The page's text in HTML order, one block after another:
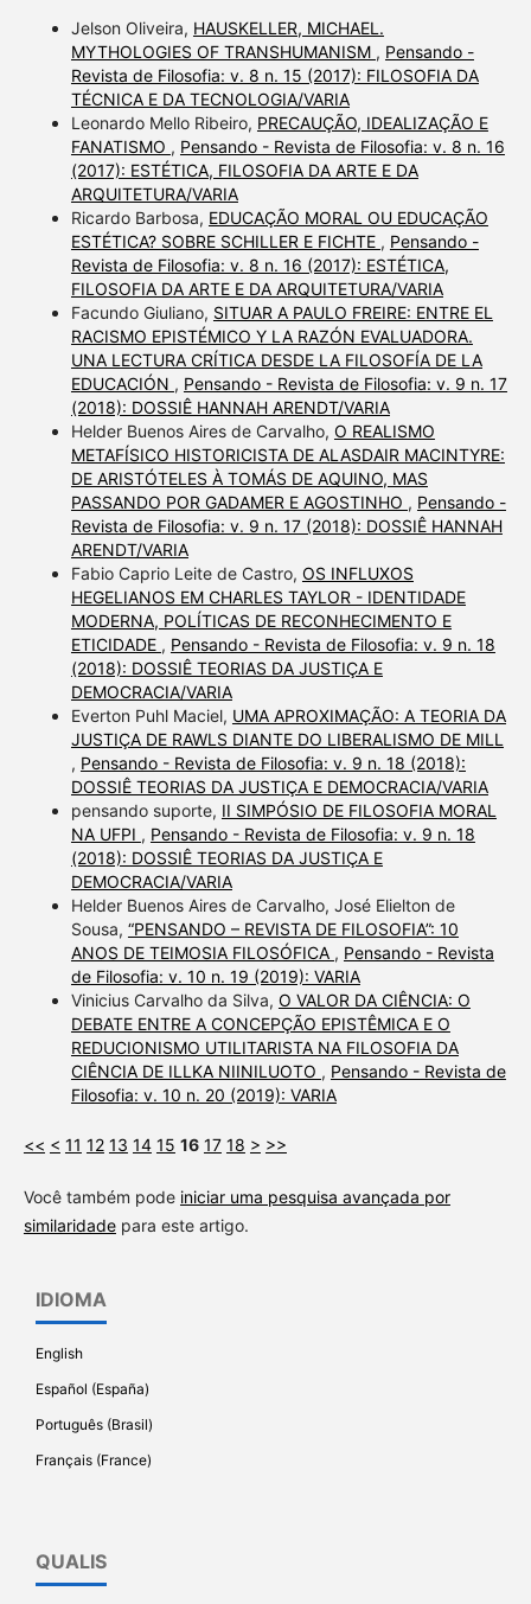
Jelson Oliveira, HAUSKELLER, MICHAEL.
MYTHOLOGIES OF TRANSHUMANISM , Pensando -
Revista de Filosofia: v. 8 n. 15 (2017): FILOSOFIA DA
TÉCNICA E DA TECNOLOGIA/VARIA
Leonardo Mello Ribeiro, PRECAUÇÃO, IDEALIZAÇÃO E
FANATISMO , Pensando - Revista de Filosofia: v. 8 n. 16
(2017): ESTÉTICA, FILOSOFIA DA ARTE E DA
ARQUITETURA/VARIA
Ricardo Barbosa, EDUCAÇÃO MORAL OU EDUCAÇÃO
ESTÉTICA? SOBRE SCHILLER E FICHTE , Pensando -
Revista de Filosofia: v. 8 n. 16 (2017): ESTÉTICA,
FILOSOFIA DA ARTE E DA ARQUITETURA/VARIA
Facundo Giuliano, SITUAR A PAULO FREIRE: ENTRE EL
RACISMO EPISTÉMICO Y LA RAZÓN EVALUADORA.
UNA LECTURA CRÍTICA DESDE LA FILOSOFÍA DE LA
EDUCACIÓN , Pensando - Revista de Filosofia: v. 9 n. 17
(2018): DOSSIÊ HANNAH ARENDT/VARIA
Helder Buenos Aires de Carvalho, O REALISMO
METAFÍSICO HISTORICISTA DE ALASDAIR MACINTYRE:
DE ARISTÓTELES À TOMÁS DE AQUINO, MAS
PASSANDO POR GADAMER E AGOSTINHO , Pensando -
Revista de Filosofia: v. 9 n. 17 (2018): DOSSIÊ HANNAH
ARENDT/VARIA
Fabio Caprio Leite de Castro, OS INFLUXOS
HEGELIANOS EM CHARLES TAYLOR - IDENTIDADE
MODERNA, POLÍTICAS DE RECONHECIMENTO E
ETICIDADE , Pensando - Revista de Filosofia: v. 9 n. 18
(2018): DOSSIÊ TEORIAS DA JUSTIÇA E
DEMOCRACIA/VARIA
Everton Puhl Maciel, UMA APROXIMAÇÃO: A TEORIA DA
JUSTIÇA DE RAWLS DIANTE DO LIBERALISMO DE MILL
, Pensando - Revista de Filosofia: v. 9 n. 18 (2018):
DOSSIÊ TEORIAS DA JUSTIÇA E DEMOCRACIA/VARIA
pensando suporte, II SIMPÓSIO DE FILOSOFIA MORAL
NA UFPI , Pensando - Revista de Filosofia: v. 9 n. 18
(2018): DOSSIÊ TEORIAS DA JUSTIÇA E
DEMOCRACIA/VARIA
Helder Buenos Aires de Carvalho, José Elielton de
Sousa, “PENSANDO – REVISTA DE FILOSOFIA”: 10
ANOS DE TEIMOSIA FILOSÓFICA , Pensando - Revista
de Filosofia: v. 10 n. 19 (2019): VARIA
Vinicius Carvalho da Silva, O VALOR DA CIÊNCIA: O
DEBATE ENTRE A CONCEPÇÃO EPISTÊMICA E O
REDUCIONISMO UTILITARISTA NA FILOSOFIA DA
CIÊNCIA DE ILLKA NIINILUOTO , Pensando - Revista de
Filosofia: v. 10 n. 20 (2019): VARIA
<< < 11 12 13 14 15 16 17 18 > >>
Você também pode iniciar uma pesquisa avançada por
similaridadepara este artigo.
IDIOMA
English
Español (España)
Português (Brasil)
Français (France)
QUALIS